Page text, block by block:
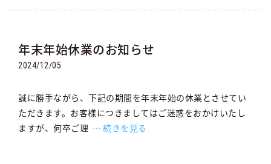
年末年始休業のお知らせ
2024/12/05
誠に勝手ながら、下記の期間を年末年始の休業とさせてい
ただきます。お客様につきましてはご迷惑をおかけいたし
ますが、何卒ご理
続きを見る